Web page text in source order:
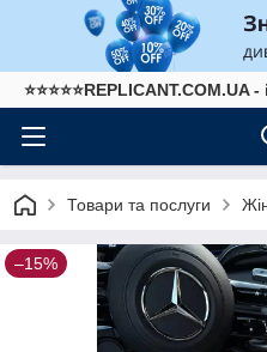
Товари та послуги
–15%